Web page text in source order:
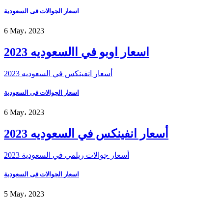
اسعار الجوالات فى السعودية
6 May، 2023
اسعار اوبو في االسعوديه 2023
أسعار انفينكس في السعوديه 2023
اسعار الجوالات فى السعودية
6 May، 2023
أسعار انفينكس في السعوديه 2023
أسعار جوالات ريلمي في السعودية 2023
اسعار الجوالات فى السعودية
5 May، 2023